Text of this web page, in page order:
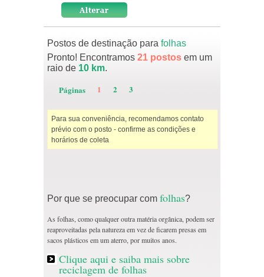
Postos de destinação para folhas
Pronto! Encontramos 21 postos em um
raio de 10 km.
Páginas 1 2 3
Para sua conveniência, recomendamos contato
prévio com o posto - confirme as condições e
horários de coleta
Por que se preocupar com folhas?
As folhas, como qualquer outra matéria orgânica, podem ser
reaproveitadas pela natureza em vez de ficarem presas em
sacos plásticos em um aterro, por muitos anos.
Clique aqui e saiba mais sobre
reciclagem de folhas